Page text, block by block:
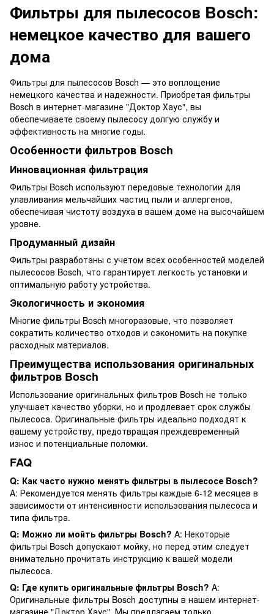
Фильтры для пылесосов Bosch:
немецкое качество для вашего
дома
Фильтры для пылесосов Bosch — это воплощение
немецкого качества и надежности. Приобретая фильтры
Bosch в интернет-магазине "Доктор Хаус", вы
обеспечиваете своему пылесосу долгую службу и
эффективность на многие годы.
Особенности фильтров Bosch
Инновационная фильтрация
Фильтры Bosch используют передовые технологии для
улавливания мельчайших частиц пыли и аллергенов,
обеспечивая чистоту воздуха в вашем доме на высочайшем
уровне.
Продуманный дизайн
Фильтры разработаны с учетом всех особенностей моделей
пылесосов Bosch, что гарантирует легкость установки и
оптимальную работу устройства.
Экологичность и экономия
Многие фильтры Bosch многоразовые, что позволяет
сократить количество отходов и сэкономить на покупке
расходных материалов.
Преимущества использования оригинальных
фильтров Bosch
Использование оригинальных фильтров Bosch не только
улучшает качество уборки, но и продлевает срок службы
пылесоса. Оригинальные фильтры идеально подходят к
вашему устройству, предотвращая преждевременный
износ и потенциальные поломки.
FAQ
Q: Как часто нужно менять фильтры в пылесосе Bosch?
A: Рекомендуется менять фильтры каждые 6-12 месяцев в
зависимости от интенсивности использования пылесоса и
типа фильтра.
Q: Можно ли мойть фильтры Bosch? A: Некоторые
фильтры Bosch допускают мойку, но перед этим следует
внимательно прочитать инструкцию к вашей модели
пылесоса.
Q: Где купить оригинальные фильтры Bosch? A:
Оригинальные фильтры Bosch доступны в нашем интернет-
магазине "Доктор Хаус". Мы предлагаем только